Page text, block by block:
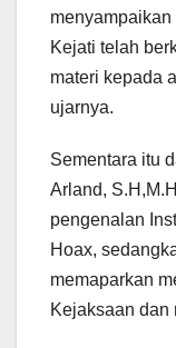
Kejati telah
materi kepada
ujarnya.
Sementara itu
Arland,
pengenalan
Hoax,
memaparkan
Kejaksaan dan